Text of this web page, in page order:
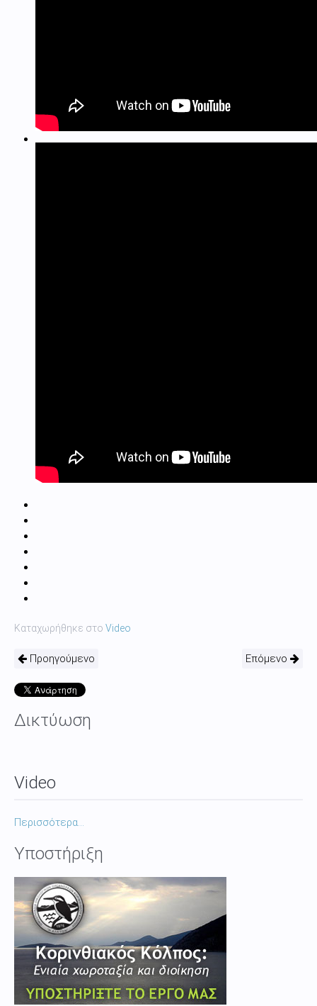
Καταχωρήθηκε στο Video
Προηγούμενο Επόμενο
Δικτύωση
Video
Περισσότερα...
Υποστήριξη